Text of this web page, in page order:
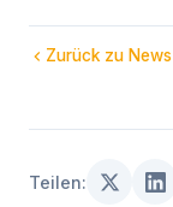
Zurück zu News
Teilen: